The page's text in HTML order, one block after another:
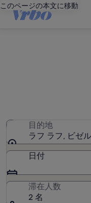
このページの本文に移動
目的地
ラフ ラフ, ビゼ
日付
滞在人数
2 名